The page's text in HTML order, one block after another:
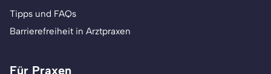
Tipps und FAQs
Barrierefreiheit in Arztpraxen
Für Praxen